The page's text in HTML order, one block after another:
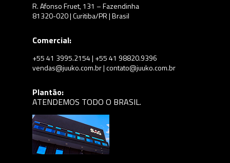
R. Afonso Fruet, 131 – Fazendinha
81320-020 | Curitiba/PR | Brasil
Comercial:
+55 41 3995.2154 | +55 41 98820.9396
vendas@juuko.com.br | contato@juuko.com.br
Plantão:
ATENDEMOS TODO O BRASIL.